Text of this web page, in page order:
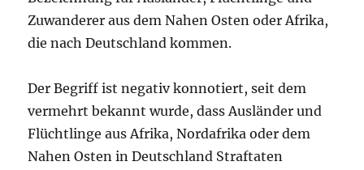
Zuwanderer aus dem Nahen Osten oder Afrika,
die nach Deutschland kommen.
Der Begriff ist negativ konnotiert, seit dem
vermehrt bekannt wurde, dass Ausländer und
Flüchtlinge aus Afrika, Nordafrika oder dem
Nahen Osten in Deutschland Straftaten